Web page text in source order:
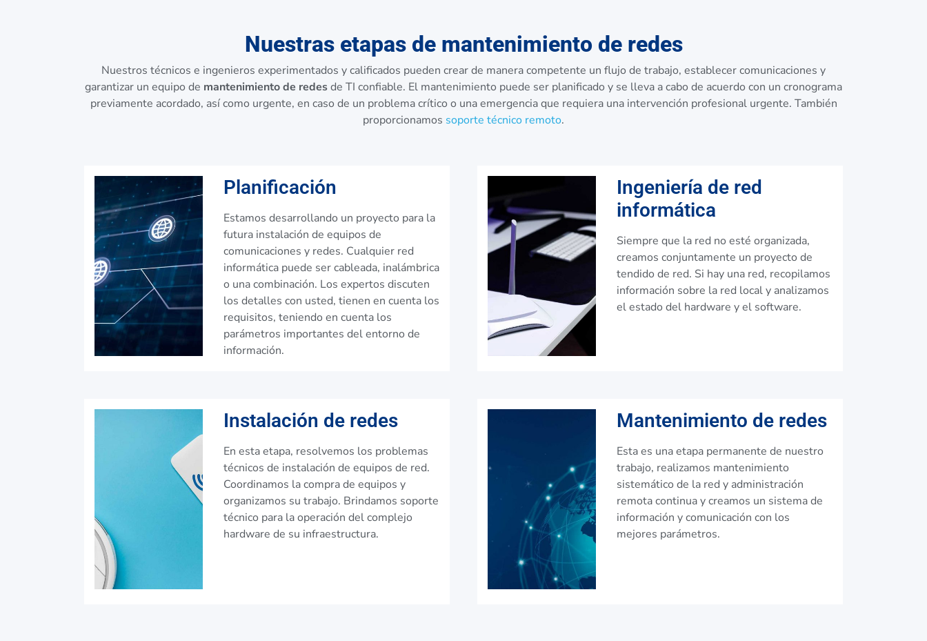
Nuestras etapas de mantenimiento de redes
Nuestros técnicos e ingenieros experimentados y calificados pueden crear de manera competente un flujo de trabajo, establecer comunicaciones y
garantizar un equipo de mantenimiento de redesde TI confiable. El mantenimiento puede ser planificado y se lleva a cabo de acuerdo con un cronograma
previamente acordado, así como urgente, en caso de un problema crítico o una emergencia que requiera una intervención profesional urgente. También
proporcionamos soporte técnico remoto.
Planificación
Estamos desarrollando un proyecto para la
futura instalación de equipos de
comunicaciones y redes. Cualquier red
informática puede ser cableada, inalámbrica
o una combinación. Los expertos discuten
los detalles con usted, tienen en cuenta los
requisitos, teniendo en cuenta los
parámetros importantes del entorno de
información.
Ingeniería de red
informática
Siempre que la red no esté organizada,
creamos conjuntamente un proyecto de
tendido de red. Si hay una red, recopilamos
información sobre la red local y analizamos
el estado del hardware y el software.
Instalación de redes
En esta etapa, resolvemos los problemas
técnicos de instalación de equipos de red.
Coordinamos la compra de equipos y
organizamos su trabajo. Brindamos soporte
técnico para la operación del complejo
hardware de su infraestructura.
Mantenimiento de redes
Esta es una etapa permanente de nuestro
trabajo, realizamos mantenimiento
sistemático de la red y administración
remota continua y creamos un sistema de
información y comunicación con los
mejores parámetros.